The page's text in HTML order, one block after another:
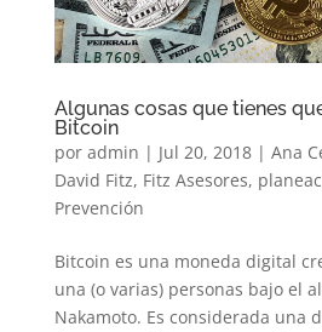
Algunas cosas que tienes
Bitcoin
por admin | Jul 20, 2018| Ana
David Fitz, Fitz Asesores,
Prevención
Bitcoin es una moneda digital
una (o varias) personas bajo el
Nakamoto. Es considerada una